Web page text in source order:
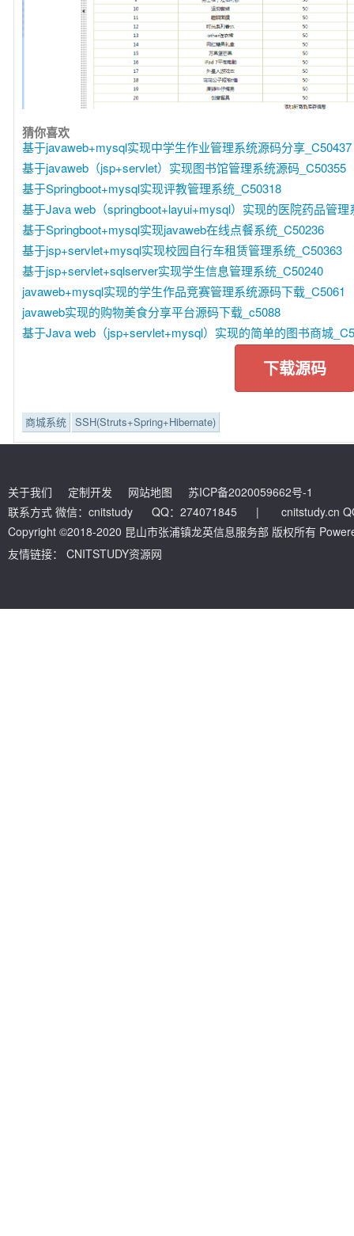
猜你喜欢
基于javaweb+mysql实现中学生作业管理系统源码分享_C50437
基于javaweb（jsp+servlet）实现图书馆管理系统源码_C50355
基于Springboot+mysql实现评教管理系统_C50318
基于Java web（springboot+layui+mysql）实现的医院药品管理
基于Springboot+mysql实现javaweb在线点餐系统_C50236
基于jsp+servlet+mysql实现校园自行车租赁管理系统_C50363
基于jsp+servlet+sqlserver实现学生信息管理系统_C50240
javaweb+mysql实现的学生作品竞赛管理系统源码下载_C5061
javaweb实现的购物美食分享平台源码下载_c5088
基于Java web（jsp+servlet+mysql）实现的简单的图书商城
下载源码
商城系统 SSH(Struts+Spring+Hibernate)
关于我们 定制开发 网站地图
苏ICP备2020059662号-1
联系方式 微信：cnitstudy QQ：274071845
|
cnitstudy.cn
Copyright ©2018-2020 昆山市张浦镇龙英信息服务部 版权所有
友情链接：
CNITSTUDY资源网